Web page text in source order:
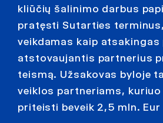
kliūčių šalinimo darbus
pratęsti Sutarties
veikdamas kaip
atstovaujantis partnerius
teismą. Užsakovas byloje
veiklos partneriams,
priteisti beveik 2,5 mln.